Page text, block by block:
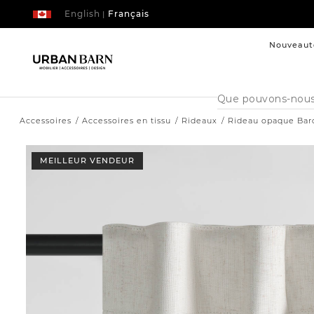
| Français
English
Cataloque
de
recherche
Accessoires Accessoires en tissu Rideaux Rideau opaque
MEILLEUR VENDEUR